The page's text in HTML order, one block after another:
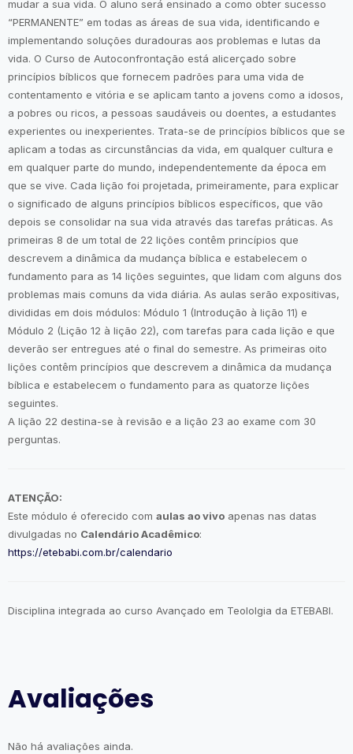
mudar a sua vida. O aluno será ensinado a como obter sucesso
“PERMANENTE” em todas as áreas de sua vida, identificando e
implementando soluções duradouras aos problemas e lutas da
vida. O Curso de Autoconfrontação está alicerçado sobre
princípios bíblicos que fornecem padrões para uma vida de
contentamento e vitória e se aplicam tanto a jovens como a idosos,
a pobres ou ricos, a pessoas saudáveis ou doentes, a estudantes
experientes ou inexperientes. Trata-se de princípios bíblicos que se
aplicam a todas as circunstâncias da vida, em qualquer cultura e
em qualquer parte do mundo, independentemente da época em
que se vive. Cada lição foi projetada, primeiramente, para explicar
o significado de alguns princípios bíblicos específicos, que vão
depois se consolidar na sua vida através das tarefas práticas. As
primeiras 8 de um total de 22 lições contêm princípios que
descrevem a dinâmica da mudança bíblica e estabelecem o
fundamento para as 14 lições seguintes, que lidam com alguns dos
problemas mais comuns da vida diária. As aulas serão expositivas,
divididas em dois módulos: Módulo 1 (Introdução à lição 11) e
Módulo 2 (Lição 12 à lição 22), com tarefas para cada lição e que
deverão ser entregues até o final do semestre. As primeiras oito
lições contêm princípios que descrevem a dinâmica da mudança
bíblica e estabelecem o fundamento para as quatorze lições
seguintes.
A lição 22 destina-se à revisão e a lição 23 ao exame com 30
perguntas.
ATENÇÃO:
Este módulo é oferecido com aulas ao vivo apenas nas datas
divulgadas no Calendário Acadêmico:
https://etebabi.com.br/calendario
Disciplina integrada ao curso Avançado em Teololgia da ETEBABI.
Avaliações
Não há avaliações ainda.